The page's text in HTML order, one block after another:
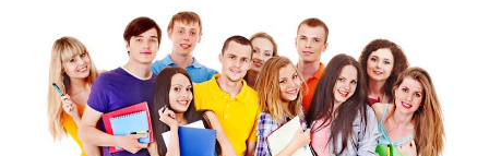
ERES
MENOR
DE
18
AÑOS